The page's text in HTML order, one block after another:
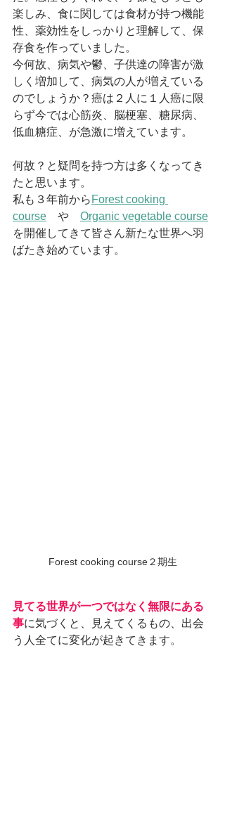
楽しみ、食に関しては食材が持つ機能
性、薬効性をしっかりと理解して、保
存食を作っていました。
今何故、病気や鬱、子供達の障害が激
しく増加して、病気の人が増えている
のでしょうか？癌は２人に１人癌に限
らず今では心筋炎、脳梗塞、糖尿病、
低血糖症、が急激に増えています。
何故？と疑問を持つ方は多くなってき
たと思います。
私も３年前から Forest cooking
course や Organic vegetable course
を開催してきて皆さん新たな世界へ羽
ばたき始めています。
Forest cooking course２期生
見てる世界が一つではなく無限にある
事に気づくと、見えてくるもの、出会
う人全てに変化が起きてきます。